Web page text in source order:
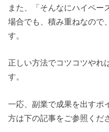
また、「そんなにハイペー
場合でも、積み重ねなので
す。
正しい方法でコツコツやれ
す。
一応、副業で成果を出すポ
方は下の記事をご参照くだ